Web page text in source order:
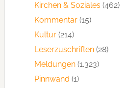
Kirchen & Soziales (462)
Kommentar(15)
Kultur(214)
Leserzuschriften(28)
Meldungen(1.323)
Pinnwand (1)